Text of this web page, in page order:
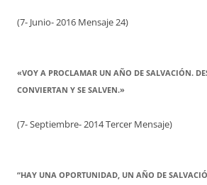
(7- Junio- 2016 Mensaje 24)
«VOY A PROCLAMAR UN AÑO DE SALVACIÓN.
CONVIERTAN Y SE SALVEN.»
(7- Septiembre- 2014 Tercer Mensaje)
“HAY UNA OPORTUNIDAD, UN AÑO DE